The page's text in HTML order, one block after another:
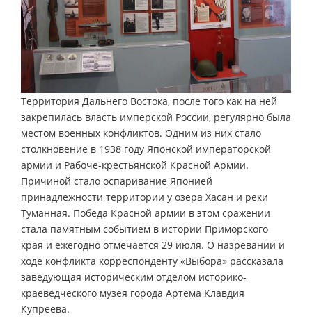
Территория Дальнего Востока, после того как на ней
закрепилась власть имперской России, регулярно была
местом военных конфликтов. Одним из них стало
столкновение в 1938 году Японской императорской
армии и Рабоче-крестьянской Красной Армии.
Причиной стало оспаривание Японией
принадлежности территории у озера Хасан и реки
Туманная. Победа Красной армии в этом сражении
стала памятным событием в истории Приморского
края и ежегодно отмечается 29 июля. О назревании и
ходе конфликта корреспонденту «Выбора» рассказала
заведующая историческим отделом историко-
краеведческого музея города Артёма Клавдия
Купреева.